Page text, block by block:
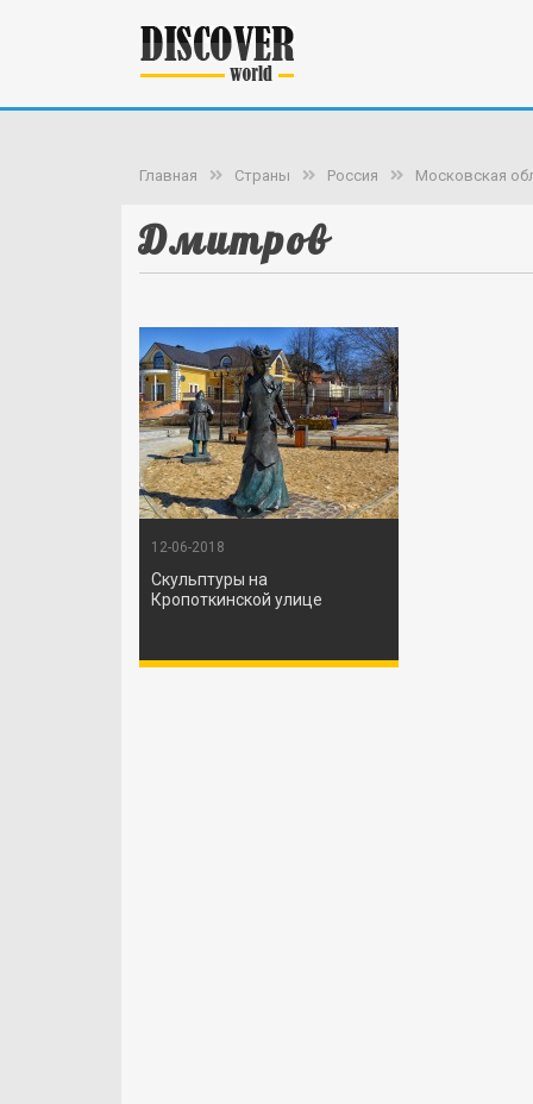
Главная Страны Россия Московская
Дмитров
12-06-2018
Скульптуры на
Кропоткинской улице